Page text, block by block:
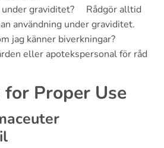
under graviditet? Rådgör alltid
användning under graviditet.
jag känner biverkningar?
eller apotekspersonal för råd
Proper Use